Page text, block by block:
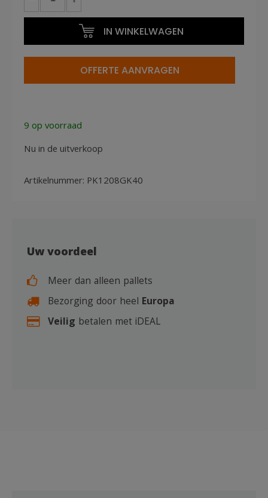
grijs
en
IN WINKELWAGEN
OFFERTE AANVRAGEN
9 op voorraad
Nu in de uitverkoop
Artikelnummer: PK1208GK40
Uw voordeel
Meer dan alleen pallets
Bezorging door heel Europa
Veilig betalen met iDEAL